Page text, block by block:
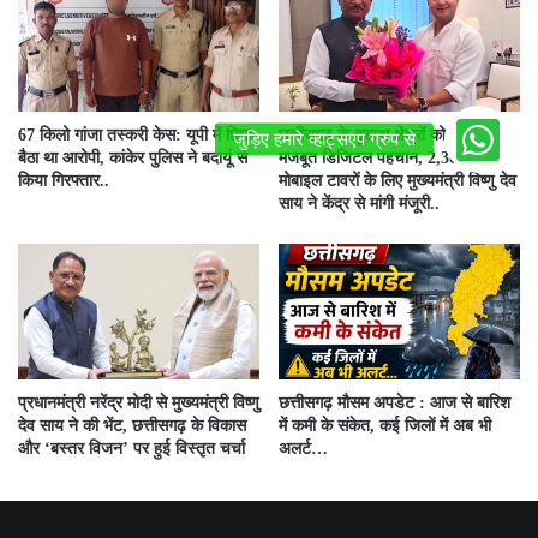
67 किलो गांजा तस्करी केस: यूपी में छिपा
बैठा था आरोपी, कांकेर पुलिस ने बदायूं से
किया गिरफ्तार..
छत्तीसगढ़ के दूरस्थ क्षेत्रों को मिलेगी
मजबूत डिजिटल पहचान, 2,305 नए
मोबाइल टावरों के लिए मुख्यमंत्री विष्णु देव
साय ने केंद्र से मांगी मंजूरी..
प्रधानमंत्री नरेंद्र मोदी से मुख्यमंत्री विष्णु
देव साय ने की भेंट, छत्तीसगढ़ के विकास
और ‘बस्तर विजन’ पर हुई विस्तृत चर्चा
छत्तीसगढ़ मौसम अपडेट : आज से बारिश
में कमी के संकेत, कई जिलों में अब भी
अलर्ट…